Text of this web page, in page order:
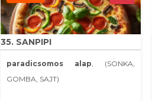
35. SANPIPI
paradicsomos alap, (SONKA,
GOMBA, SAJT)